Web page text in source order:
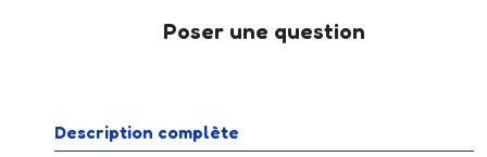
Poser une question
Description complète